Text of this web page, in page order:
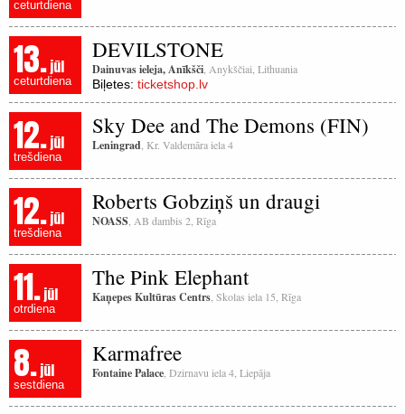
ceturtdiena
13.jūl
ceturtdiena
DEVILSTONE
Dainuvas ieleja, Anīkšči , Anykščiai, Lithuania
Biļetes: ticketshop.lv
12.jūl
trešdiena
Sky Dee and The Demons (FIN)
Leningrad , Kr. Valdemāra iela 4
12.jūl
trešdiena
Roberts Gobziņš un draugi
NOASS , AB dambis 2, Rīga
11.jūl
otrdiena
The Pink Elephant
Kaņepes Kultūras Centrs , Skolas iela 15, Rīga
8.jūl
sestdiena
Karmafree
Fontaine Palace , Dzirnavu iela 4, Liepāja